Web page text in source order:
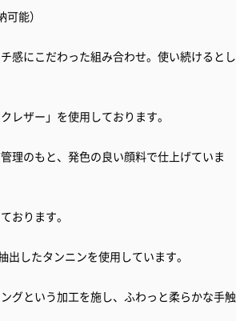
能）
感にこだわった組み合わせ。使い続けるとし
レザー」を使用しております。
理のもと、発色の良い顔料で仕上げていま
おります。
したタンニンを使用しています。
グという加工を施し、ふわっと柔らかな手触